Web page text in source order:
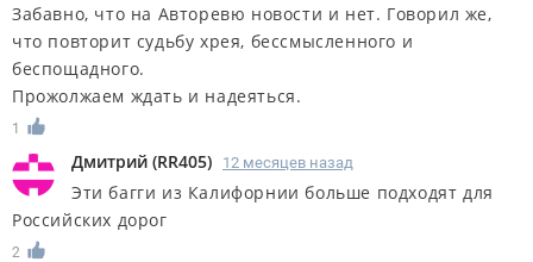
Забавно, что на Авторевю новости и нет. Говорил же,
что повторит судьбу хрея, бессмысленного и
беспощадного.
Прожолжаем ждать и надеяться.
1
Дмитрий (RR405) 12 месяцев назад
Эти багги из Калифорнии больше подходят для
Российских дорог
2